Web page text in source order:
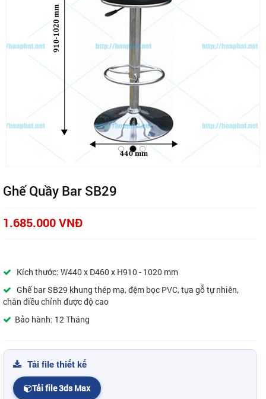
Ghế Quầy Bar SB29
1.685.000 VNĐ
Kích thước: W440 x D460 x H910 - 1020 mm
Ghế bar SB29 khung thép mạ, đệm bọc PVC, tựa gỗ tự nhiên,
chân điều chỉnh được độ cao
Bảo hành: 12 Tháng
Tải file thiết kế
Tải file 3ds Max